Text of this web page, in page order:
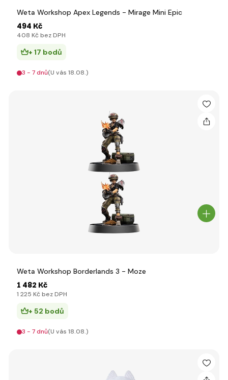
Weta Workshop Apex Legends - Mirage Mini Epic
494 Kč
408 Kč bez DPH
+ 17 bodů
3 - 7 dnů(U vás 18.08.)
Weta Workshop Borderlands 3 - Moze
1 482 Kč
1 225 Kč bez DPH
+ 52 bodů
3 - 7 dnů(U vás 18.08.)